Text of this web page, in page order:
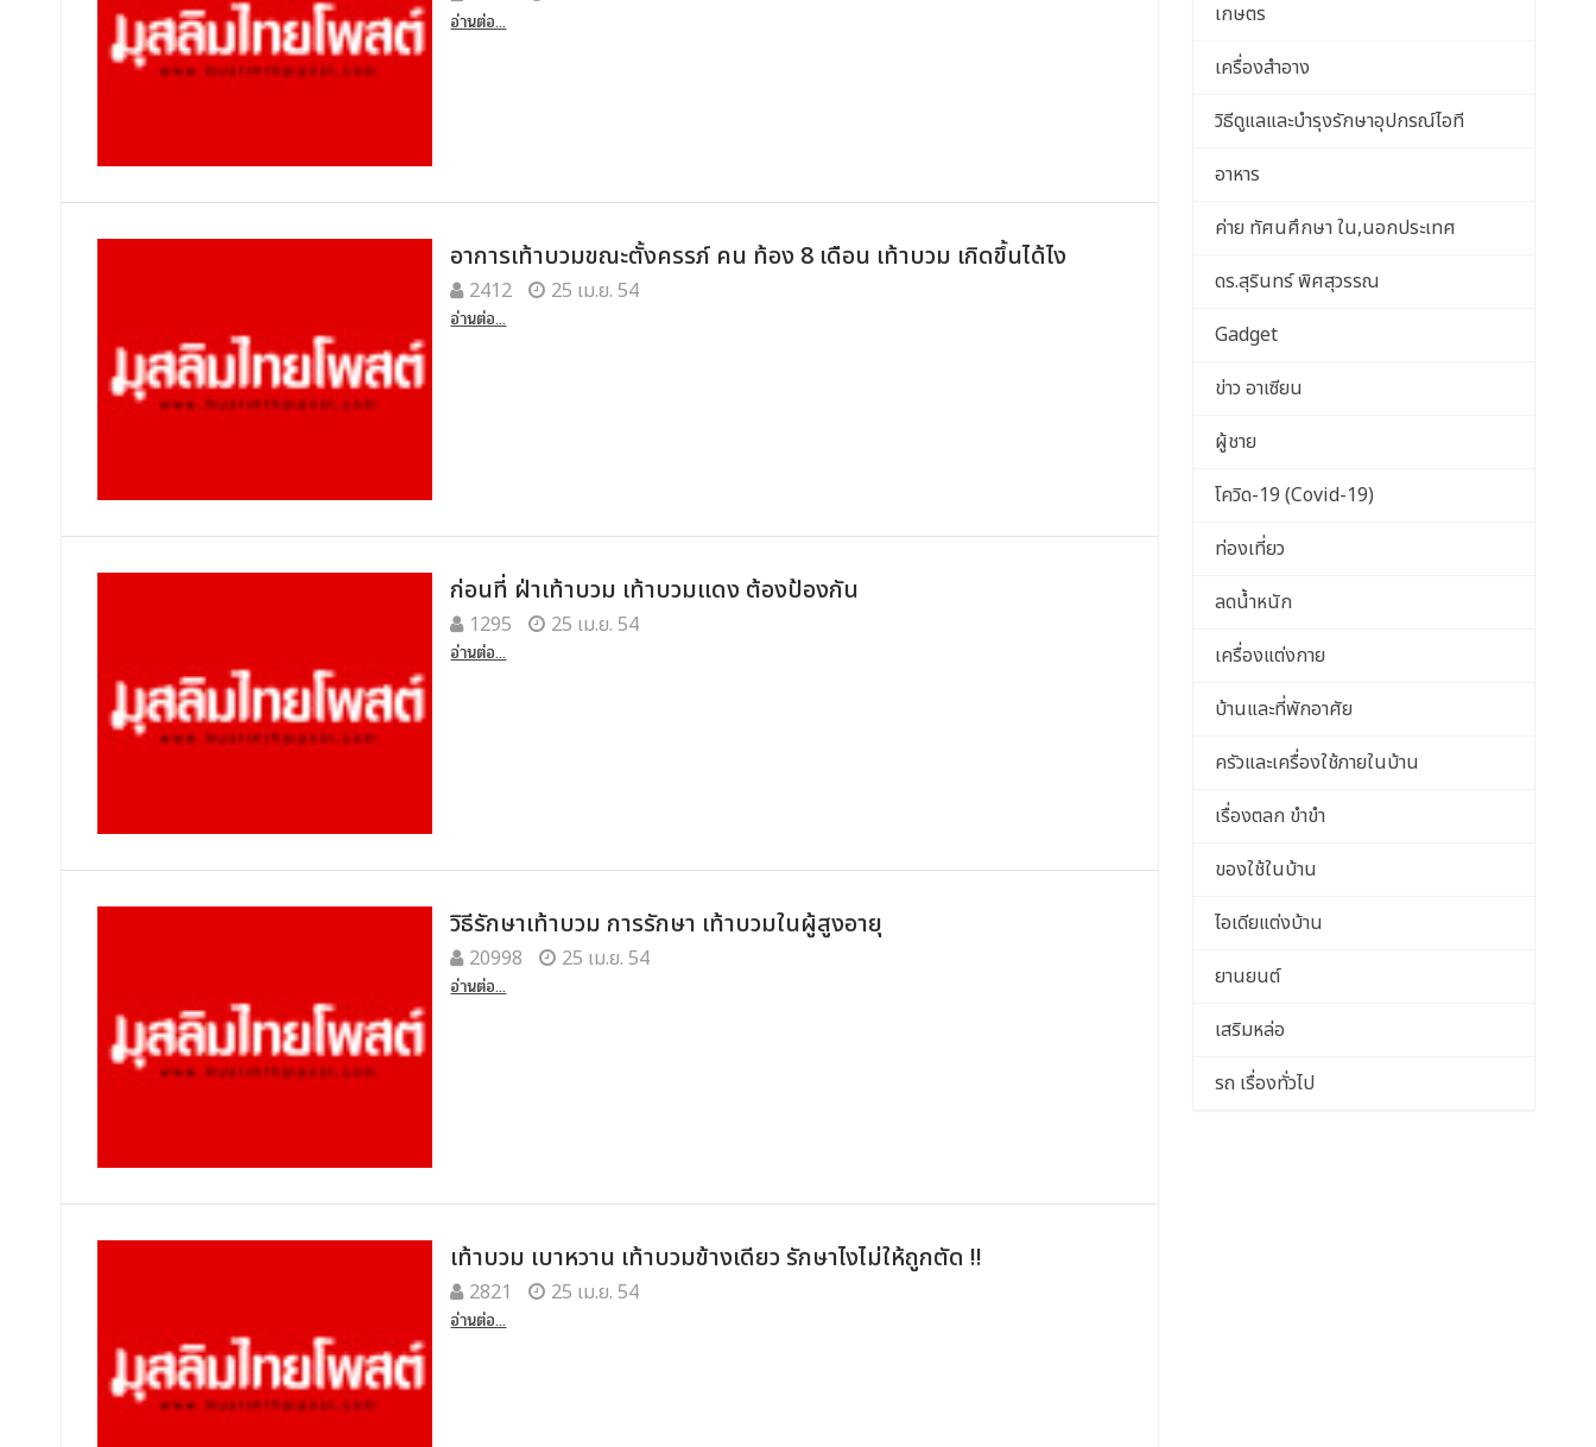
อ่านต่อ...
อาการเท้าบวมขณะตั้งครรภ์ คน ท้อง 8 เดือน เท้าบวม เกิดขึ้นได้ไง
2412 25 เม.ย. 54
อ่านต่อ...
ก่อนที่ ฝ่าเท้าบวม เท้าบวมแดง ต้องป้องกัน
1295 25 เม.ย. 54
อ่านต่อ...
วิธีรักษาเท้าบวม การรักษา เท้าบวมในผู้สูงอายุ
20998 25 เม.ย. 54
อ่านต่อ...
เท้าบวม เบาหวาน เท้าบวมข้างเดียว รักษาไงไม่ให้ถูกตัด !!
2821 25 เม.ย. 54
อ่านต่อ...
เกษตร
เครื่องสำอาง
วิธีดูแลและบำรุงรักษาอุปกรณ์ไอที
อาหาร
ค่าย ทัศนศึกษา ใน,นอกประเทศ
ดร.สุรินทร์ พิศสุวรรณ
Gadget
ข่าว อาเซียน
ผู้ชาย
โควิด-19 (Covid-19)
ท่องเที่ยว
ลดน้ำหนัก
เครื่องแต่งกาย
บ้านและที่พักอาศัย
ครัวและเครื่องใช้ภายในบ้าน
เรื่องตลก ขำขำ
ของใช้ในบ้าน
ไอเดียแต่งบ้าน
ยานยนต์
เสริมหล่อ
รถ เรื่องทั่วไป